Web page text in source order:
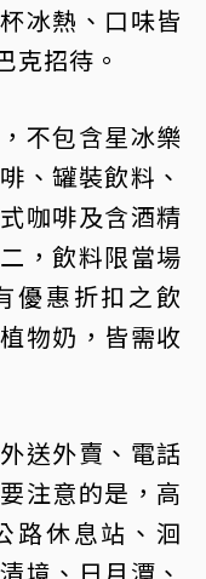
冰熱、口味皆
克招待。
不包含星冰樂
、罐裝飲料、
咖啡及含酒精
，飲料限當場
優惠折扣之飲
物奶，皆需收
送外賣、電話
注意的是，高
路休息站、洄